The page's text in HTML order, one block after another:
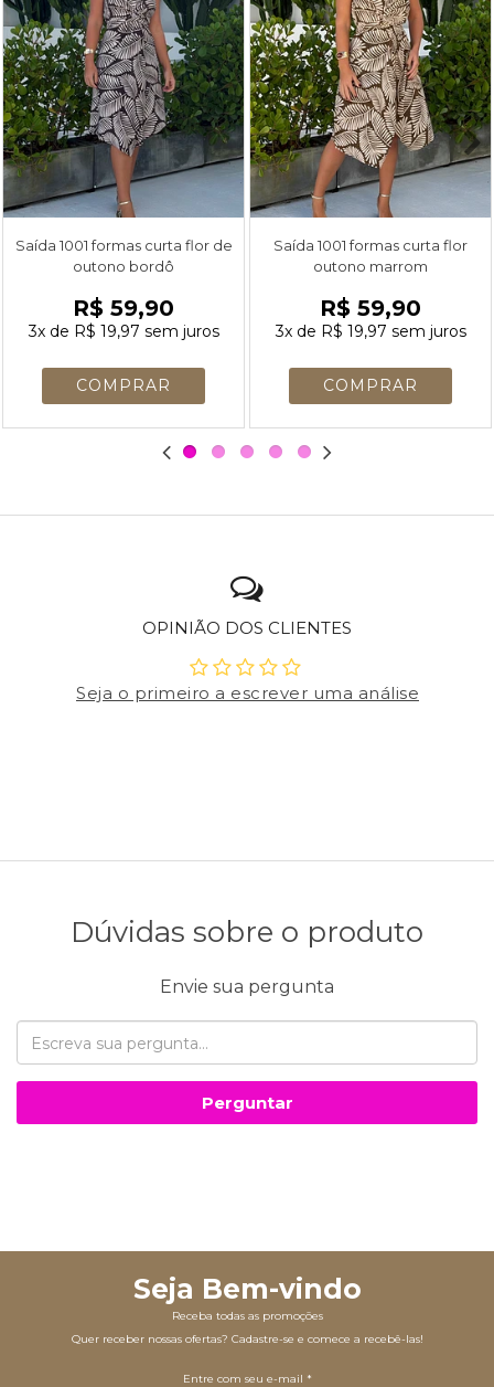
Saída 1001 formas curta flor de
outono bordô
R$ 59,90
3xde R$ 19,97 sem juros
Saída 1001 formas curta flor
outono marrom
R$ 59,90
3xde R$ 19,97 sem juros
OPINIÃO DOS CLIENTES
Seja o primeiro a escrever uma análise
Dúvidas sobre o produto
Envie sua pergunta
Perguntar
Seja Bem-vindo
Receba todas as promoções
Quer receber nossas ofertas? Cadastre-se e comece a recebê-las!
Entre com seu e-mail *